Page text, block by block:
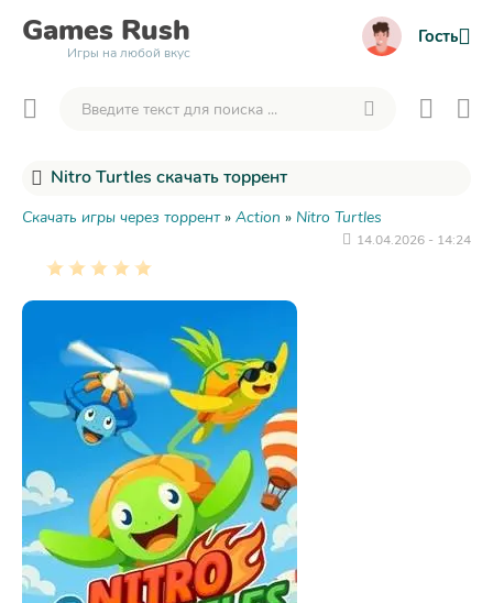
Games Rush
Игры на любой вкус
Гость
Nitro Turtles скачать торрент
Скачать игры через торрент» Action » Nitro Turtles
14.04.2026 - 14:24